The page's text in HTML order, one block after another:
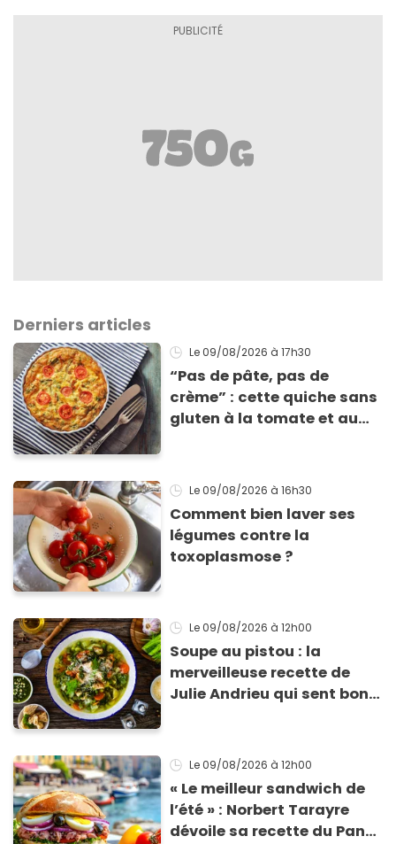
Derniers articles
Le 09/08/2026 à 17h30
“Pas de pâte, pas de
crème” : cette quiche sans
gluten à la tomate et au
Le 09/08/2026 à 16h30
Comment bien laver ses
légumes contre la
toxoplasmose ?
Le 09/08/2026 à 12h00
Soupe au pistou : la
merveilleuse recette de
Julie Andrieu qui sent bon
Le 09/08/2026 à 12h00
« Le meilleur sandwich de
l’été » : Norbert Tarayre
dévoile sa recette du Pan